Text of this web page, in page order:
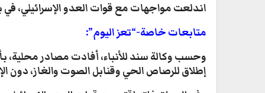
اندلعت مواجهات مع قوات العدو الإسرائيلي،
متابعات خاصة-“تعز اليوم”:
وحسب وكالة سند للأنباء، أفادت مصادر محلية،
إطلاق للرصاص الحي وقنابل الصوت والغاز، دون